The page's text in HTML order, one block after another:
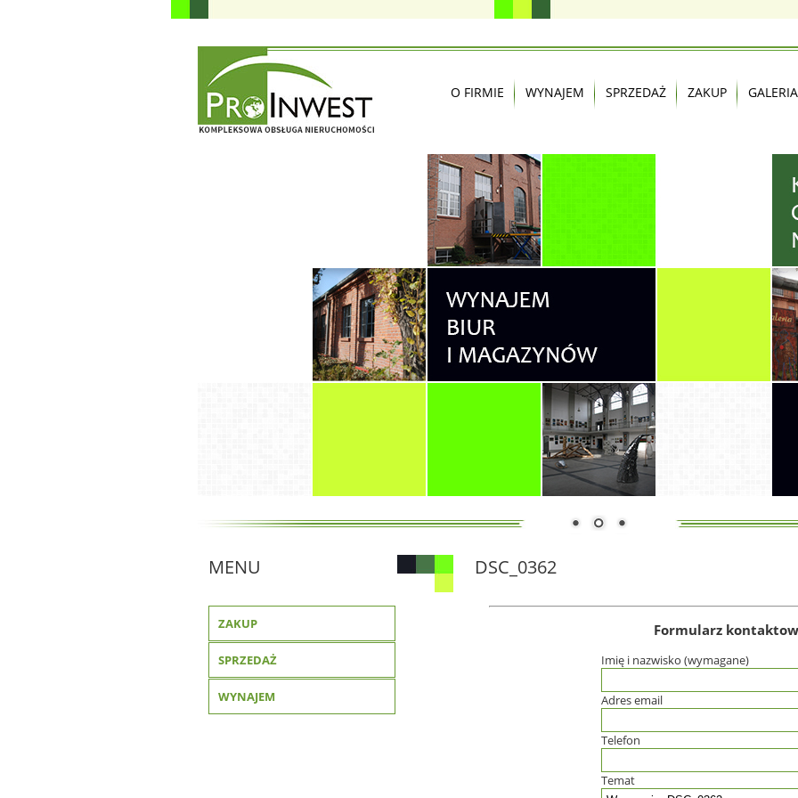
O FIRMIE WYNAJEM SPRZEDAŻ ZAKUP GALERIA
MENU
ZAKUP
SPRZEDAŻ
WYNAJEM
DSC_0362
Formularz
Imię i nazwisko (wymagane)
Adres email
Telefon
Temat